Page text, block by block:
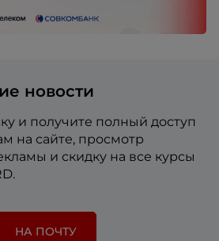
новости
и получите полный доступ
на сайте, просмотр
и скидку на все курсы
НА ПОЧТУ